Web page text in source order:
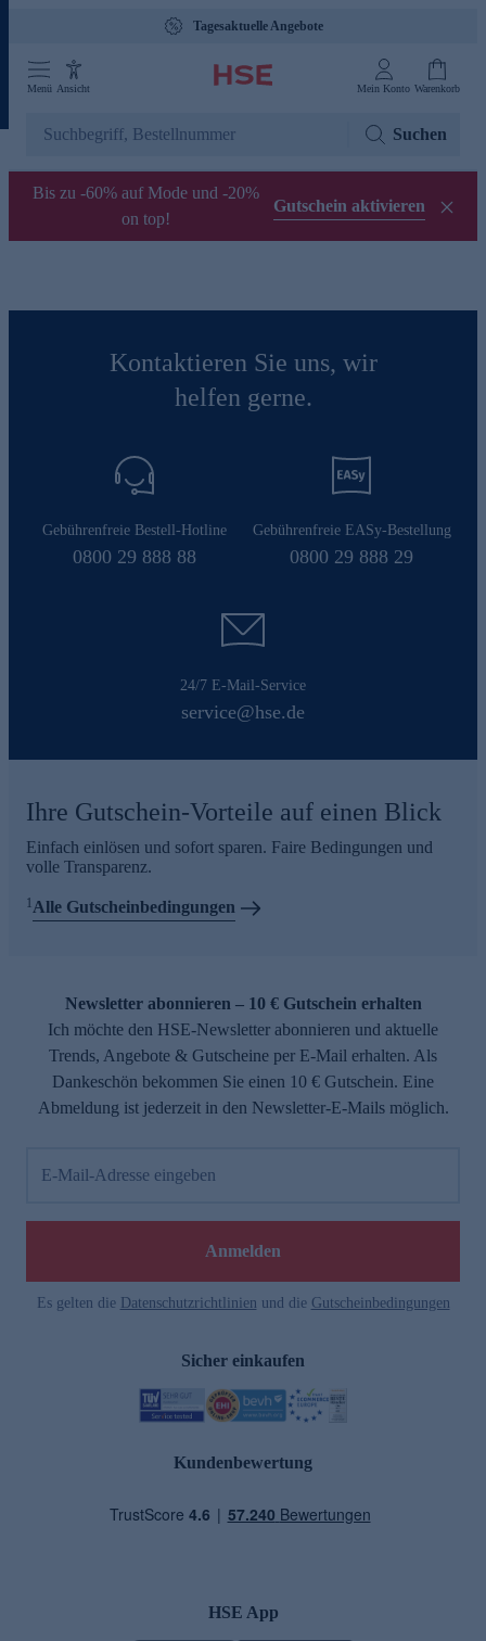
Tagesaktuelle Angebote
Menü Ansicht Mein Konto Warenkorb
Suchen
Bis zu -60% auf Mode und -20%
on top!
Gutschein aktivieren
Kontaktieren Sie uns, wir
helfen gerne.
Gebührenfreie Bestell-Hotline
0800 29 888 88
Gebührenfreie EASy-Bestellung
0800 29 888 29
24/7 E-Mail-Service
service@hse.de
Ihre Gutschein-Vorteile auf einen Blick
Einfach einlösen und sofort sparen. Faire Bedingungen und
volle Transparenz.
1Alle Gutscheinbedingungen
Newsletter abonnieren – 10 € Gutschein erhalten
Ich möchte den HSE-Newsletter abonnieren und aktuelle
Trends, Angebote & Gutscheine per E-Mail erhalten. Als
Dankeschön bekommen Sie einen 10 € Gutschein. Eine
Abmeldung ist jederzeit in den Newsletter-E-Mails möglich.
E-Mail-Adresse eingeben
Anmelden
Es gelten die Datenschutzrichtlinien und die Gutscheinbedingungen
Sicher einkaufen
Kundenbewertung
HSE App